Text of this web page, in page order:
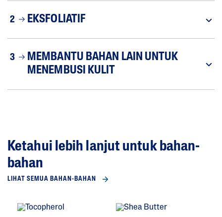
2 EKSFOLIATIF
3
MEMBANTU BAHAN LAIN UNTUK
MENEMBUSI KULIT
Ketahui lebih lanjut untuk bahan-
bahan
LIHAT SEMUA BAHAN-BAHAN